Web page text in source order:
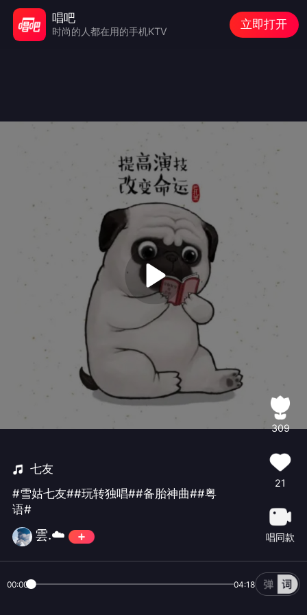
七友
#雪姑七友##玩转独唱##备胎神曲##粤
语#
雲.☁️
309
21
唱同款
00:00 04:18
唱吧
时尚的人都在用的手机KTV
立即打开